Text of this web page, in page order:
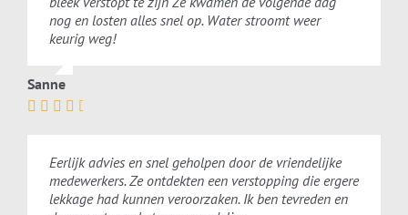
nog en losten alles snel op. Water stroomt weer
keurig weg!
Sanne
Eerlijk advies en snel geholpen door de vriendelijke
medewerkers. Ze ontdekten een verstopping die ergere
lekkage had kunnen veroorzaken. Ik ben tevreden en